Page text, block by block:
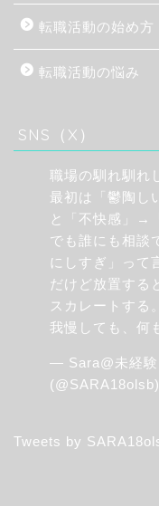
転職活動の始め方
転職活動の悩み
SNS（X）
職場の馴れ馴れ
最初は「鬱陶し
と「不快感」→
でも誰にも相談
にしすぎ」って
だけど放置する
スカレートする。
我慢しても、何
— Sara@未経験
(@SARA18olsb)
Tweets by